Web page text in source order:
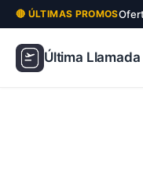
🔴 ÚLTIMAS PROMOS
Última Llamada